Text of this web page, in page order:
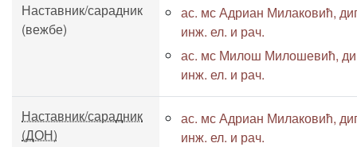
Наставник/сарадник
(вежбе)
ас. мс Адриан Милаковић,
инж. ел. и рач.
ас. мс Милош Милошевић,
инж. ел. и рач.
Наставник/сарадник
(ДОН)
ас. мс Адриан Милаковић,
инж. ел. и рач.